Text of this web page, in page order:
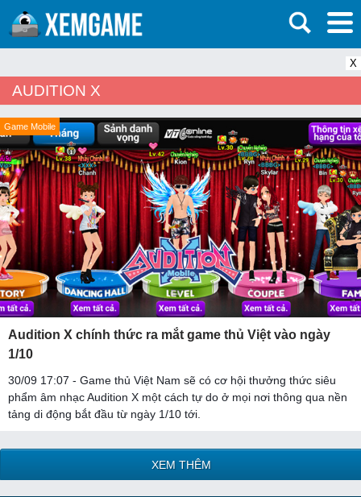
X
AUDITION X
Game Mobile
Audition X chính thức ra mắt game thủ Việt vào ngày
1/10
30/09 17:07 - Game thủ Việt Nam sẽ có cơ hội thưởng thức siêu
phẩm âm nhạc Audition X một cách tự do ở mọi nơi thông qua nền
tảng di động bắt đầu từ ngày 1/10 tới.
XEM THÊM